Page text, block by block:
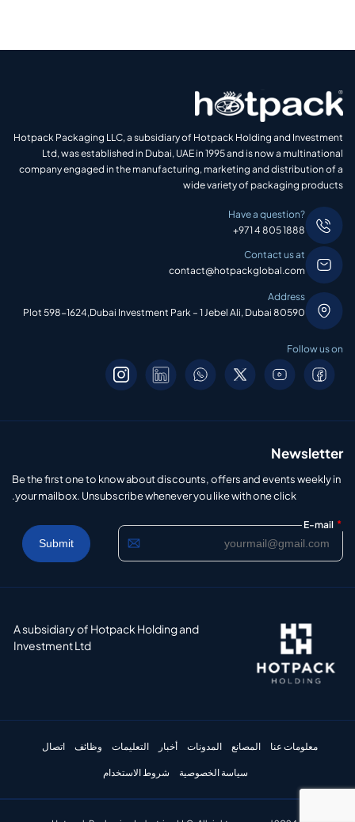
Hotpack Packaging LLC, a subsidiary of Hotpack Holding and Investment
Ltd, was established in Dubai, UAE in 1995 and is now a multinational
company engaged in the manufacturing, marketing and distribution of a
wide variety of packaging products
Have a question?
+971 4 805 1888
Contact us at
contact@hotpackglobal.com
Address
Plot 598-1624,Dubai Investment Park – 1 Jebel Ali, Dubai 80590
Follow us on
Newsletter
Be the first one to know about discounts, offers and events weekly in
your mailbox. Unsubscribe whenever you like with one click.
E-mail *
A subsidiary of Hotpack Holding and
Investment Ltd
معلومات عنا المصانع المدونات أخبار التعليمات وظائف اتصال
سياسة الخصوصية شروط الاستخدام